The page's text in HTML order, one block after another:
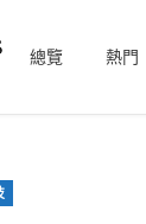
總覽 熱門